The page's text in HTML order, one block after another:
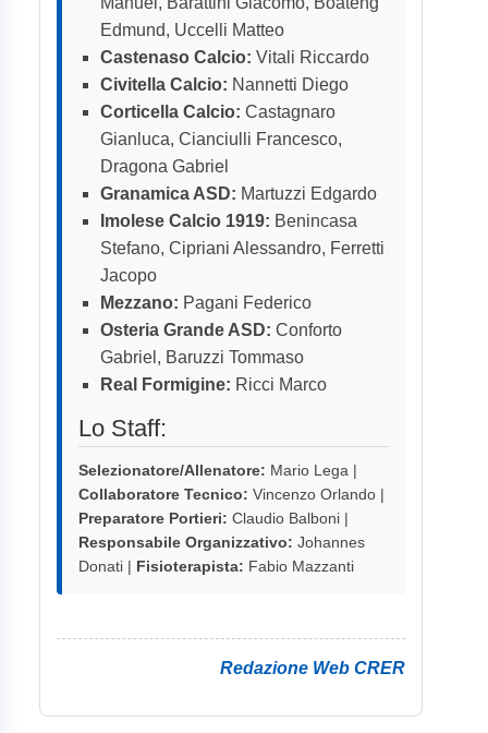
Edmund, Uccelli Matteo
Castenaso Calcio: Vitali Riccardo
Civitella Calcio: Nannetti Diego
Corticella Calcio: Castagnaro
Gianluca, Cianciulli Francesco,
Dragona Gabriel
Granamica ASD: Martuzzi Edgardo
Imolese Calcio 1919: Benincasa
Stefano, Cipriani Alessandro, Ferretti
Jacopo
Mezzano: Pagani Federico
Osteria Grande ASD: Conforto
Gabriel, Baruzzi Tommaso
Real Formigine: Ricci Marco
Lo Staff:
Selezionatore/Allenatore: Mario Lega |
Collaboratore Tecnico: Vincenzo Orlando |
Preparatore Portieri: Claudio Balboni |
Responsabile Organizzativo: Johannes
Donati | Fisioterapista: Fabio Mazzanti
Redazione Web CRER